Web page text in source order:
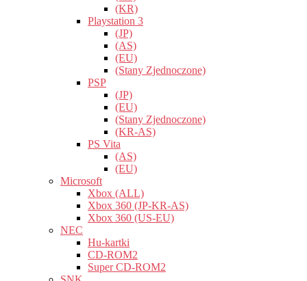
(KR)
Playstation 3
(JP)
(AS)
(EU)
(Stany Zjednoczone)
PSP
(JP)
(EU)
(Stany Zjednoczone)
(KR-AS)
PS Vita
(AS)
(EU)
Microsoft
Xbox (ALL)
Xbox 360 (JP-KR-AS)
Xbox 360 (US-EU)
NEC
Hu-kartki
CD-ROM2
Super CD-ROM2